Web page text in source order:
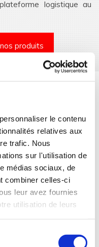
le contenu
relatives aux
trafic. Nous
sur l'utilisation de
médias sociaux, de
combiner celles-ci
leur avez fournies
utilisation de leurs
logistique au
produits
aux diverses
professionnels
Drom-Com et
ou d’usine, nous
de qualité à des
nous avons également
avec des compagnies